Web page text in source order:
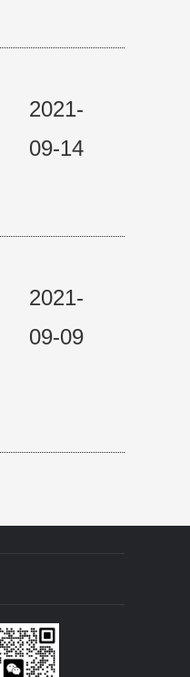
2021-
09-14
2021-
09-09